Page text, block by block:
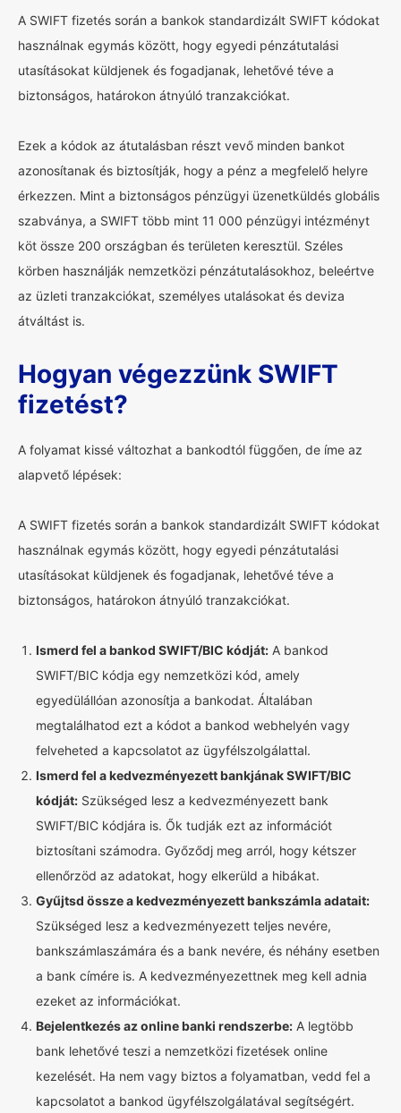
A SWIFT fizetés során a bankok standardizált SWIFT kódokat
használnak egymás között, hogy egyedi pénzátutalási
utasításokat küldjenek és fogadjanak, lehetővé téve a
biztonságos, határokon átnyúló tranzakciókat.
Ezek a kódok az átutalásban részt vevő minden bankot
azonosítanak és biztosítják, hogy a pénz a megfelelő helyre
érkezzen. Mint a biztonságos pénzügyi üzenetküldés globális
szabványa, a SWIFT több mint 11 000 pénzügyi intézményt
köt össze 200 országban és területen keresztül. Széles
körben használják nemzetközi pénzátutalásokhoz, beleértve
az üzleti tranzakciókat, személyes utalásokat és deviza
átváltást is.
Hogyan végezzünk SWIFT
fizetést?
A folyamat kissé változhat a bankodtól függően, de íme az
alapvető lépések:
A SWIFT fizetés során a bankok standardizált SWIFT kódokat
használnak egymás között, hogy egyedi pénzátutalási
utasításokat küldjenek és fogadjanak, lehetővé téve a
biztonságos, határokon átnyúló tranzakciókat.
Ismerd fel a bankod SWIFT/BIC kódját: A bankod
SWIFT/BIC kódja egy nemzetközi kód, amely
egyedülállóan azonosítja a bankodat. Általában
megtalálhatod ezt a kódot a bankod webhelyén vagy
felveheted a kapcsolatot az ügyfélszolgálattal.
Ismerd fel a kedvezményezett bankjának SWIFT/BIC
kódját: Szükséged lesz a kedvezményezett bank
SWIFT/BIC kódjára is. Ők tudják ezt az információt
biztosítani számodra. Győződj meg arról, hogy kétszer
ellenőrzöd az adatokat, hogy elkerüld a hibákat.
Gyűjtsd össze a kedvezményezett bankszámla adatait:
Szükséged lesz a kedvezményezett teljes nevére,
bankszámlaszámára és a bank nevére, és néhány esetben
a bank címére is. A kedvezményezettnek meg kell adnia
ezeket az információkat.
Bejelentkezés az online banki rendszerbe: A legtöbb
bank lehetővé teszi a nemzetközi fizetések online
kezelését. Ha nem vagy biztos a folyamatban, vedd fel a
kapcsolatot a bankod ügyfélszolgálatával segítségért.